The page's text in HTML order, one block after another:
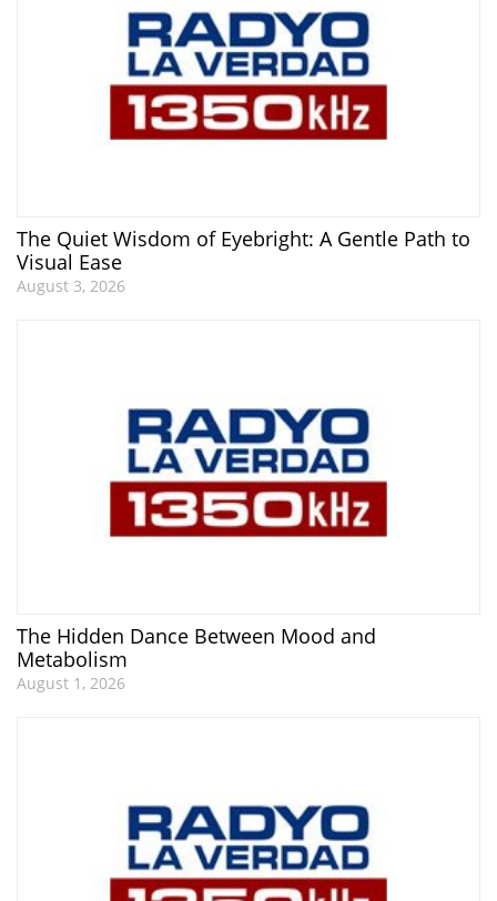
The Quiet Wisdom of Eyebright: A Gentle Path to
Visual Ease
August 3, 2026
The Hidden Dance Between Mood and
Metabolism
August 1, 2026